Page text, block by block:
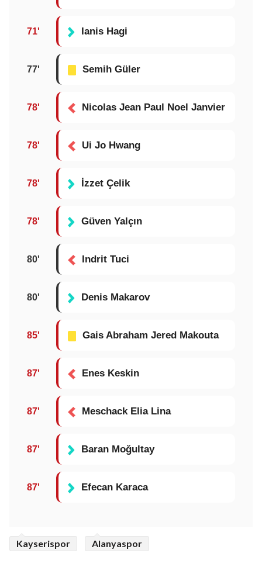
71' Ianis Hagi
77' Semih Güler
78' Nicolas Jean Paul Noel Janvier
78' Ui Jo Hwang
78' İzzet Çelik
78' Güven Yalçın
80' Indrit Tuci
80' Denis Makarov
85' Gais Abraham Jered Makouta
87' Enes Keskin
87' Meschack Elia Lina
87' Baran Moğultay
87' Efecan Karaca
Kayserispor Alanyaspor